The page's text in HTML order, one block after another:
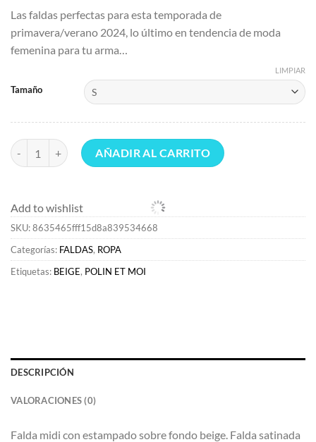
original
era:
€45.57.
actual
es:
€31.90.
Las faldas perfectas para esta temporada de
primavera/verano 2024, lo último en tendencia de moda
femenina para tu arma…
Tamaño
LIMPIAR
FALDAS>Polin et moi Falda Estampada Norah BEIGE cantidad
AÑADIR AL CARRITO
Add to wishlist
SKU:8635465fff15d8a839534668
Categorías: FALDAS, ROPA
Etiquetas: BEIGE, POLIN ET MOI
DESCRIPCIÓN
VALORACIONES (0)
Falda midi con estampado sobre fondo beige. Falda satinada